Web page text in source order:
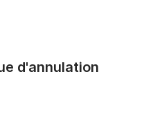
d'annulation